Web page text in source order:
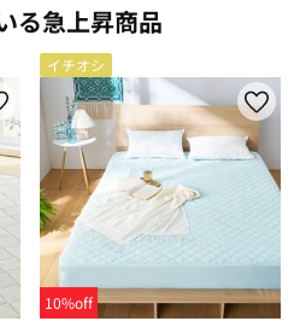
る急上昇商品
イチオシ
10%off